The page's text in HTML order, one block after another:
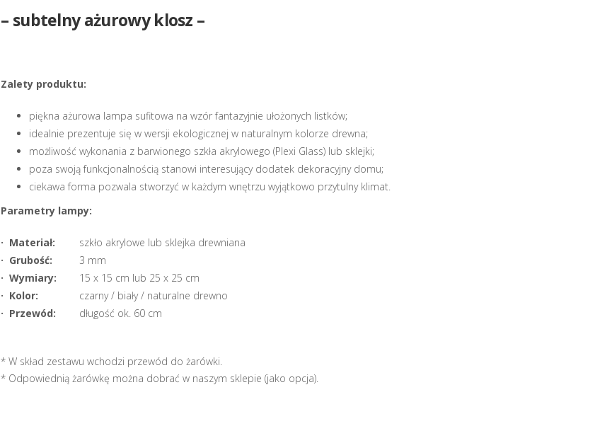
– subtelny ażurowy klosz –
Zalety produktu:
piękna ażurowa lampa sufitowa na wzór fantazyjnie ułożonych listków;
idealnie prezentuje się w wersji ekologicznej w naturalnym kolorze drewna;
możliwość wykonania z barwionego szkła akrylowego (Plexi Glass) lub sklejki;
poza swoją funkcjonalnością stanowi interesujący dodatek dekoracyjny domu;
ciekawa forma pozwala stworzyć w każdym wnętrzu wyjątkowo przytulny klimat.
Parametry lampy:
· Materiał:
szkło akrylowe lub sklejka drewniana
· Grubość:
3 mm
· Wymiary:
15 x 15 cm lub 25 x 25 cm
· Kolor:
czarny / biały / naturalne drewno
· Przewód:
długość ok. 60 cm
* W skład zestawu wchodzi przewód do żarówki.
* Odpowiednią żarówkę można dobrać w naszym sklepie (jako opcja).